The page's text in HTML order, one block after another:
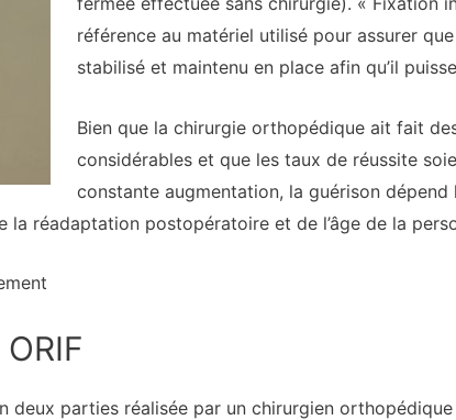
référence au matériel utilisé pour assurer que
stabilisé et maintenu en place afin qu’il
Bien que la chirurgie orthopédique ait fait
considérables et que les taux de réussite
constante augmentation, la guérison dépend
la réadaptation postopératoire et de l’âge de la
parties réalisée par un chirurgien orthopédique